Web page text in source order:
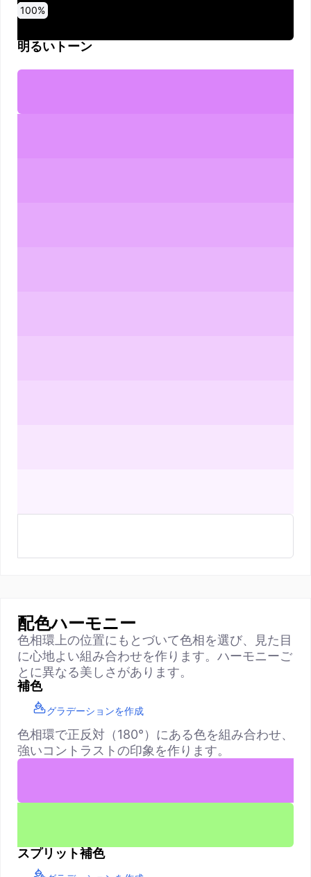
明るいトーン
0%
10%
20%
30%
40%
50%
60%
70%
80%
90%
100%
配色ハーモニー
色相環上の位置にもとづいて色相を選び、見た目
に心地よい組み合わせを作ります。ハーモニーご
とに異なる美しさがあります。
補色
グラデーションを作成
色相環で正反対（180°）にある色を組み合わせ、
強いコントラストの印象を作ります。
スプリット補色